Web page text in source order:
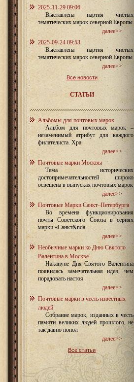
2025-11-29 09:06
Выставлена партия чистых
тематических марок северной Европы
далее>>
2025-09-24 09:53
Выставлена партия чистых
тематических марок северной Европы
далее>>
Все новости
СТАТЬИ
Альбомы для почтовых марок
Альбом для почтовых марок –
незаменимый атрибут для каждого
филателиста. Хра
далее>>
Почтовые марки Москвы
Тема исторических
достопримечательностей широко
освещена в выпусках почтовых марок
далее>>
Почтовые Марки Санкт–Петербурга
Во времена функционирования
почты Советского Союза в сериях
марки «Санкт&nda
далее>>
Необычные марки ко Дню Святого
Валентина в Москве
Накануне Дня Святого Валентина
появилась замечательная идея, чем
порадовать настоя
далее>>
Почтовые марки в честь известных
людей
Собрание марок, изданных в честь
памяти великих людей прошлого, не
так давно попол
далее>>
Все статьи